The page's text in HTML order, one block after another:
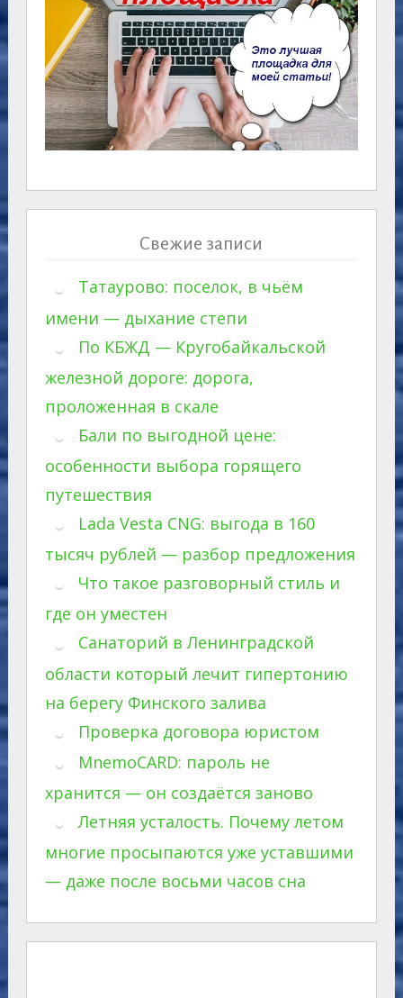
Свежие записи
Татаурово: поселок, в чьём
имени — дыхание степи
По КБЖД — Кругобайкальской
железной дороге: дорога,
проложенная в скале
Бали по выгодной цене:
особенности выбора горящего
путешествия
Lada Vesta CNG: выгода в 160
тысяч рублей — разбор предложения
Что такое разговорный стиль и
где он уместен
Санаторий в Ленинградской
области который лечит гипертонию
на берегу Финского залива
Проверка договора юристом
MnemoCARD: пароль не
хранится — он создаётся заново
Летняя усталость. Почему летом
многие просыпаются уже уставшими
— даже после восьми часов сна